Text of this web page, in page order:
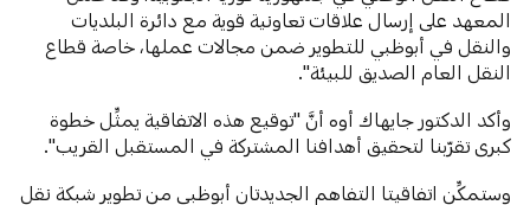
المعهد على إرسال علاقات تعاونية قوية مع دائرة البلديات
والنقل في أبوظبي للتطوير ضمن مجالات عملها، خاصة قطاع
النقل العام الصديق للبيئة".
وأكد الدكتور جايهاك أوه أنَّ "توقيع هذه الاتفاقية يمثِّل خطوة
كبرى تقرّبنا لتحقيق أهدافنا المشتركة في المستقبل القريب".
وستمكِّن اتفاقيتا التفاهم الجديدتان أبوظبي من تطوير شبكة نقل